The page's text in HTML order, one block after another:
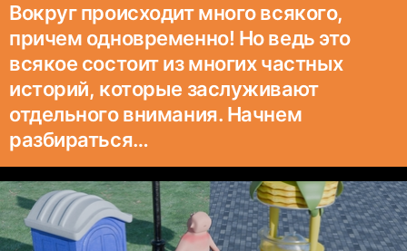
Вокруг происходит много всякого,
причем одновременно! Но ведь это
всякое состоит из многих частных
историй, которые заслуживают
отдельного внимания. Начнем
разбираться…